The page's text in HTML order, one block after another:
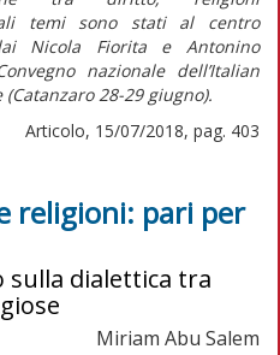
temi sono stati al centro
Nicola Fiorita e Antonino
nazionale dell’Italian
(Catanzaro 28-29 giugno).
Articolo, 15/07/2018, pag. 403
religioni: pari per
sulla dialettica tra
Miriam Abu Salem